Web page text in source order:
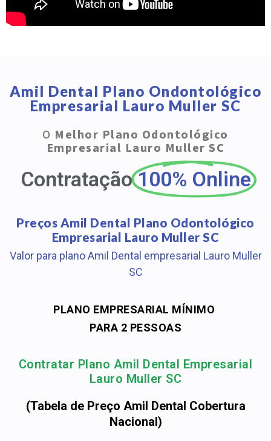
Amil Dental Plano Ondontológico
Empresarial Lauro Muller SC
O Melhor Plano Odontológico
Empresarial Lauro Muller SC
Contratação 100% Online
Preços Amil Dental Plano Odontológico
Empresarial Lauro Muller SC
Valor para plano Amil Dental empresarial Lauro Muller
SC
PLANO EMPRESARIAL MÍNIMO
PARA 2 PESSOAS
Contratar Plano Amil Dental Empresarial
Lauro Muller SC
(Tabela de Preço Amil Dental Cobertura
Nacional)